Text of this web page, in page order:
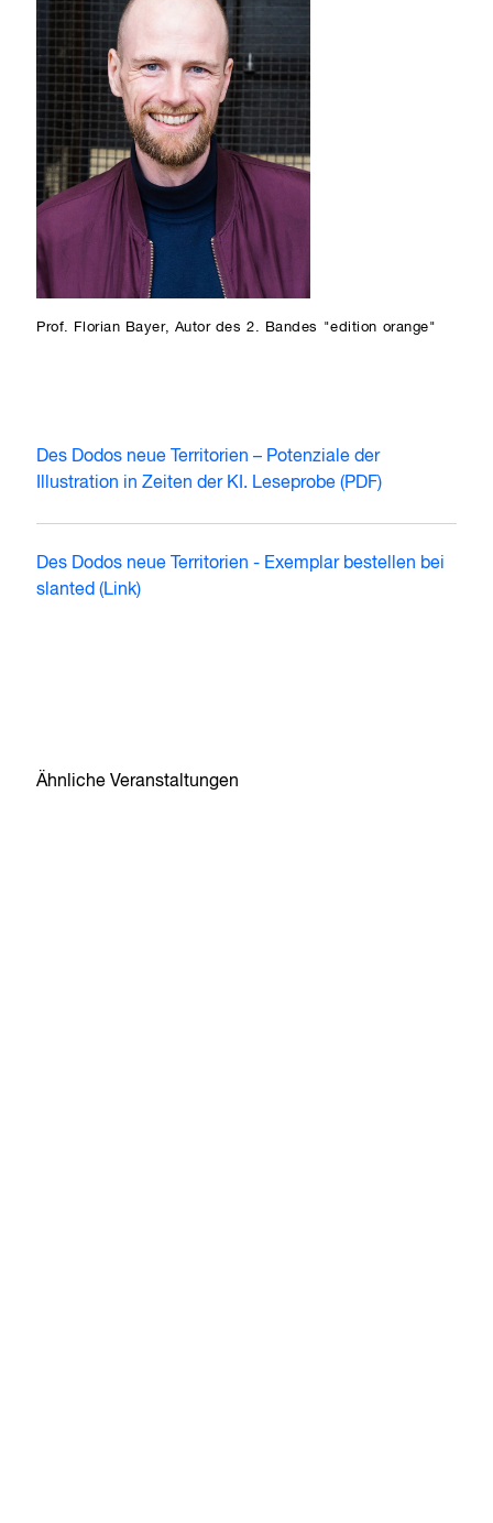
Prof. Florian Bayer, Autor des 2. Bandes "edition orange"
Des Dodos neue Territorien – Potenziale der
Illustration in Zeiten der KI. Leseprobe (PDF)
Des Dodos neue Territorien - Exemplar bestellen bei
slanted (Link)
Ähnliche Veranstaltungen